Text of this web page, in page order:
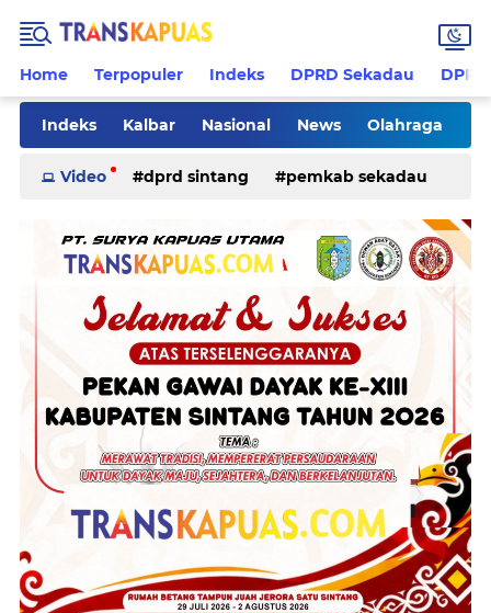
Home Terpopuler Indeks DPRD Sekadau
Indeks Kalbar Nasional News Olahraga
Pilkades Rohani Sanggau Sekadau
kriminal
Video dprd sintang pemkab sekadau